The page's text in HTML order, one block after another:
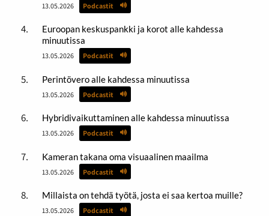
13.05.2026 Podcastit
Euroopan keskuspankki ja korot alle kahdessa
minuutissa
13.05.2026 Podcastit
Perintövero alle kahdessa minuutissa
13.05.2026 Podcastit
Hybridivaikuttaminen alle kahdessa minuutissa
13.05.2026 Podcastit
Kameran takana oma visuaalinen maailma
13.05.2026 Podcastit
Millaista on tehdä työtä, josta ei saa kertoa muille?
13.05.2026 Podcastit